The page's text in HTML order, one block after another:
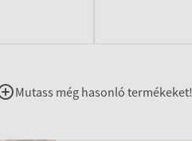
Mutass még hasonló termékeket!